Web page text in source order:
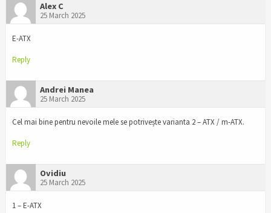
Alex C
25 March 2025
E-ATX
Reply
Andrei Manea
25 March 2025
Cel mai bine pentru nevoile mele se potrivește varianta 2 – ATX / m-ATX.
Reply
Ovidiu
25 March 2025
1 – E-ATX